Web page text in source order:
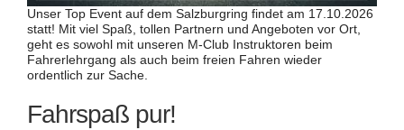
Unser Top Event auf dem Salzburgring findet am 17.10.2026
statt! Mit viel Spaß, tollen Partnern und Angeboten vor Ort,
geht es sowohl mit unseren M-Club Instruktoren beim
Fahrerlehrgang als auch beim freien Fahren wieder
ordentlich zur Sache.
Fahrspaß pur!